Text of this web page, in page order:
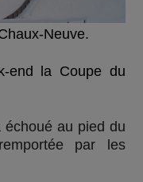
Neuve.
end la Coupe du
échoué au pied du
par les